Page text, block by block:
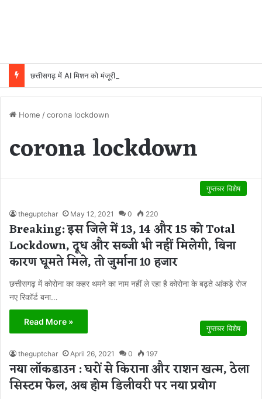
छत्तीसगढ़ में AI मिशन को मंजूरी, 5 वर्षों में 500 करोड़ रुपये होंगे खर्च
Home /corona lockdown
corona lockdown
गुप्तचर विशेष
theguptchar May 12, 2021 0 220
Breaking: इस जिले में 13, 14 और 15 को Total
Lockdown, दूध और सब्जी भी नहीं मिलेगी, बिना
कारण घूमते मिले, तो जुर्माना 10 हजार
छत्तीसगढ़ में कोरोना का कहर थमने का नाम नहीं ले रहा है कोरोना के बढ़ते आंकड़े रोज
नए रिकॉर्ड बना…
Read More »
गुप्तचर विशेष
theguptchar April 26, 2021 0 197
नया लॉकडाउन : घरों से किराना और राशन खत्म, ठेला
सिस्टम फेल, अब होम डिलीवरी पर नया प्रयोग